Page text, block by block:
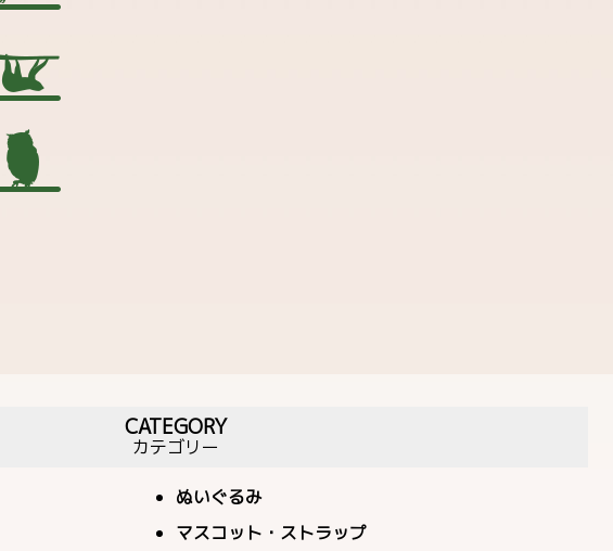
CATEGORY
カテゴリー
ぬいぐるみ
マスコット・ストラップ